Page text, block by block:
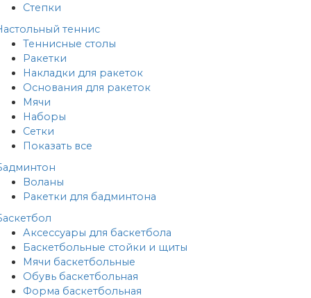
Степки
теннис
Теннисные столы
Ракетки
Накладки для ракеток
Основания для ракеток
Мячи
Наборы
Сетки
Показать все
Воланы
Ракетки для бадминтона
Аксессуары для баскетбола
Баскетбольные стойки и щиты
Мячи баскетбольные
Обувь баскетбольная
Форма баскетбольная